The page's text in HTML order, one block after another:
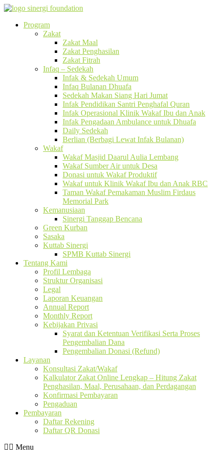
Program
Zakat
Zakat Maal
Zakat Penghasilan
Zakat Fitrah
Infaq – Sedekah
Infak & Sedekah Umum
Infaq Bulanan Dhuafa
Sedekah Makan Siang Hari Jumat
Infak Pendidikan Santri Penghafal Quran
Infak Operasional Klinik Wakaf Ibu dan Anak
Infak Pengadaan Ambulance untuk Dhuafa
Daily Sedekah
Berlian (Berbagi Lewat Infak Bulanan)
Wakaf
Wakaf Masjid Daarul Aulia Lembang
Wakaf Sumber Air untuk Desa
Donasi untuk Wakaf Produktif
Wakaf untuk Klinik Wakaf Ibu dan Anak RBC
Taman Wakaf Pemakaman Muslim Firdaus
Memorial Park
Kemanusiaan
Sinergi Tanggap Bencana
Green Kurban
Sasaka
Kuttab Sinergi
SPMB Kuttab Sinergi
Tentang Kami
Profil Lembaga
Struktur Organisasi
Legal
Laporan Keuangan
Annual Report
Monthly Report
Kebijakan Privasi
Syarat dan Ketentuan Verifikasi Serta Proses
Pengembalian Dana
Pengembalian Donasi (Refund)
Layanan
Konsultasi Zakat/Wakaf
Kalkulator Zakat Online Lengkap – Hitung Zakat
Penghasilan, Maal, Perusahaan, dan Perdagangan
Konfirmasi Pembayaran
Pengaduan
Pembayaran
Daftar Rekening
Daftar QR Donasi
Menu